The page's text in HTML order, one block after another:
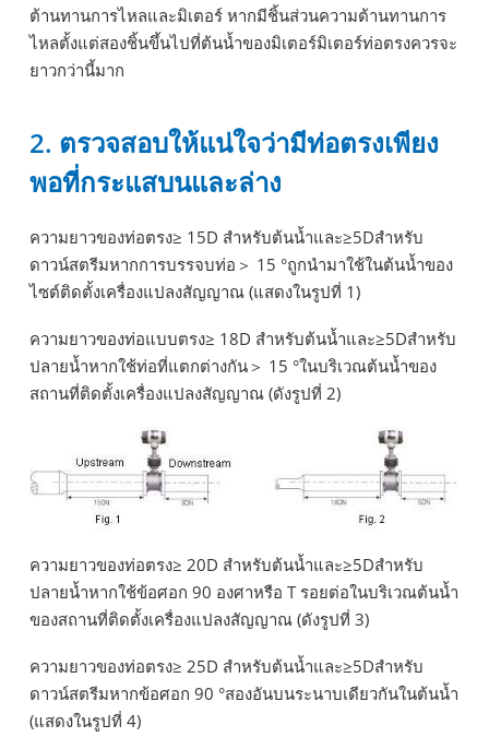
ต้านทานการไหลและมิเตอร์ หากมีชิ้นส่วนความต้านทานการ
ไหลตั้งแต่สองชิ้นขึ้นไปที่ต้นน้ำของมิเตอร์มิเตอร์ท่อตรงควรจะ
ยาวกว่านี้มาก
2. ตรวจสอบให้แน่ใจว่ามีท่อตรงเพียง
พอที่กระแสบนและล่าง
ความยาวของท่อตรง≥ 15D สำหรับต้นน้ำและ≥5Dสำหรับ
ดาวน์สตรีมหากการบรรจบท่อ＞ 15 °ถูกนำมาใช้ในต้นน้ำของ
ไซต์ติดตั้งเครื่องแปลงสัญญาณ (แสดงในรูปที่ 1)
ความยาวของท่อแบบตรง≥ 18D สำหรับต้นน้ำและ≥5Dสำหรับ
ปลายน้ำหากใช้ท่อที่แตกต่างกัน＞ 15 °ในบริเวณต้นน้ำของ
สถานที่ติดตั้งเครื่องแปลงสัญญาณ (ดังรูปที่ 2)
ความยาวของท่อตรง≥ 20D สำหรับต้นน้ำและ≥5Dสำหรับ
ปลายน้ำหากใช้ข้อศอก 90 องศาหรือ T รอยต่อในบริเวณต้นน้ำ
ของสถานที่ติดตั้งเครื่องแปลงสัญญาณ (ดังรูปที่ 3)
ความยาวของท่อตรง≥ 25D สำหรับต้นน้ำและ≥5Dสำหรับ
ดาวน์สตรีมหากข้อศอก 90 °สองอันบนระนาบเดียวกันในต้นน้ำ
(แสดงในรูปที่ 4)